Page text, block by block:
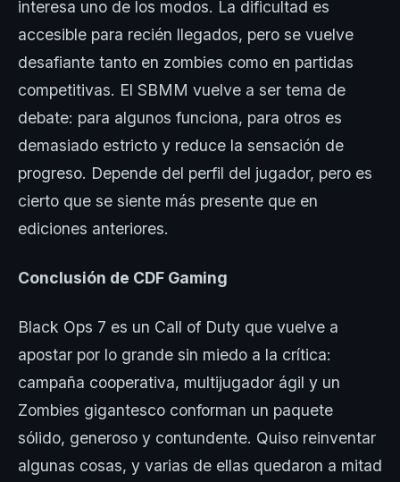
interesa uno de los modos. La dificultad es
accesible para recién llegados, pero se vuelve
desafiante tanto en zombies como en partidas
competitivas. El SBMM vuelve a ser tema de
debate: para algunos funciona, para otros es
demasiado estricto y reduce la sensación de
progreso. Depende del perfil del jugador, pero es
cierto que se siente más presente que en
ediciones anteriores.
Conclusión de CDF Gaming
Black Ops 7 es un Call of Duty que vuelve a
apostar por lo grande sin miedo a la crítica:
campaña cooperativa, multijugador ágil y un
Zombies gigantesco conforman un paquete
sólido, generoso y contundente. Quiso reinventar
algunas cosas, y varias de ellas quedaron a mitad